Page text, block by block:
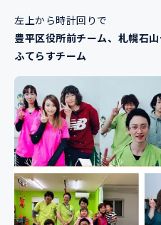
左上から時計回りで
豊平区役所前チーム、札幌石
ふてらすチーム